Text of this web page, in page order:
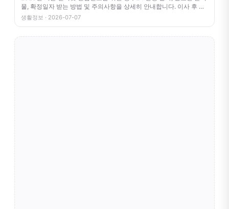
물, 확정일자 받는 방법 및 주의사항을 상세히 안내합니다. 이사 후 번
거
생활정보 · 2026-07-07